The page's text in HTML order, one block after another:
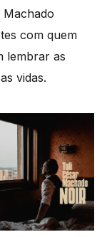
Machado
com quem
lembrar as
vidas.